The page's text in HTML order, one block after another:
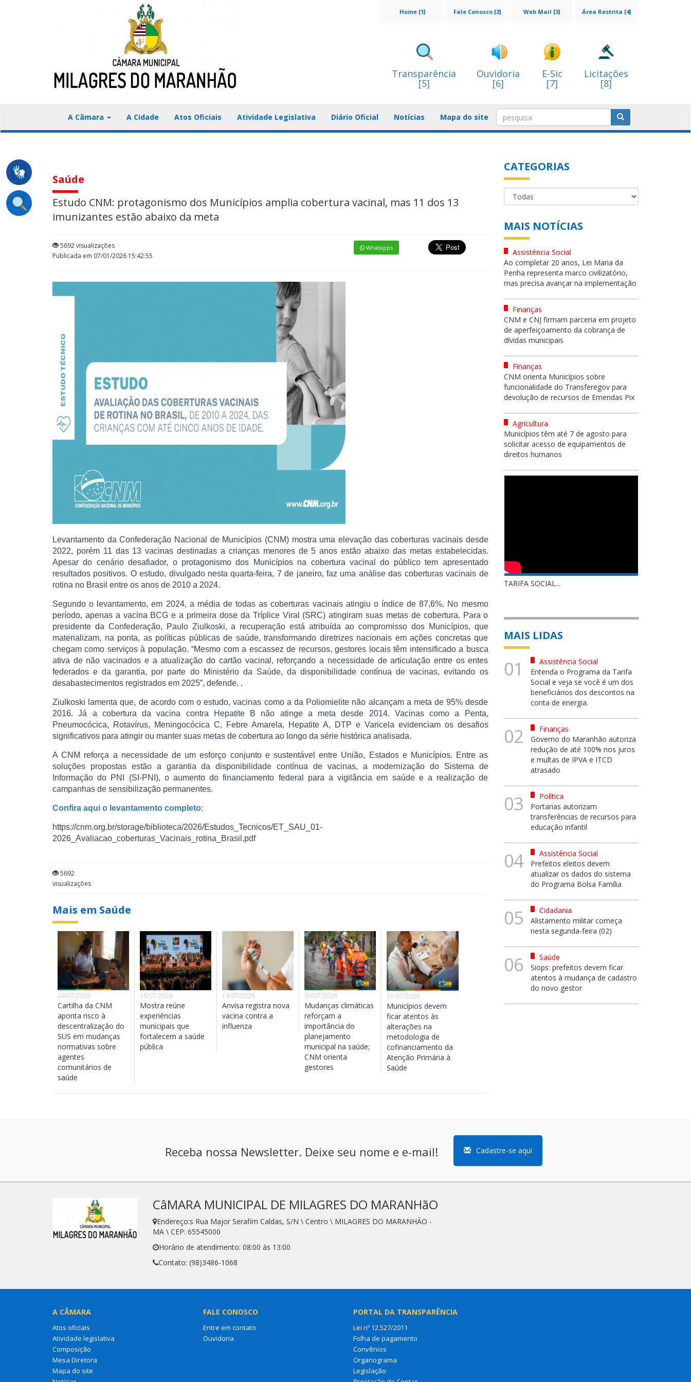
Área Restrita [4]
Web Mail [3]
Fale Conosco [2]
Home [1]
Transparência
[5]
Ouvidoria
[6]
E-Sic
[7]
Licitações
[8]
A Câmara A Cidade Atos Oficiais Atividade Legislativa Diário Oficial Notícias Mapa do site
Saúde
Estudo CNM: protagonismo dos Municípios amplia cobertura vacinal, mas 11 dos 13
imunizantes estão abaixo da meta
5692 visualizações
Publicada em 07/01/2026 15:42:55
Whatapps
Levantamento da Confederação Nacional de Municípios (CNM) mostra uma elevação das coberturas vacinais desde
2022, porém 11 das 13 vacinas destinadas a crianças menores de 5 anos estão abaixo das metas estabelecidas.
Apesar do cenário desafiador, o protagonismo dos Municípios na cobertura vacinal do público tem apresentado
resultados positivos. O estudo, divulgado nesta quarta-feira, 7 de janeiro, faz uma análise das coberturas vacinais de
rotina no Brasil entre os anos de 2010 a 2024.
Segundo o levantamento, em 2024, a média de todas as coberturas vacinais atingiu o índice de 87,6%. No mesmo
período, apenas a vacina BCG e a primeira dose da Tríplice Viral (SRC) atingiram suas metas de cobertura. Para o
presidente da Confederação, Paulo Ziulkoski, a recuperação está atribuída ao compromisso dos Municípios, que
materializam, na ponta, as políticas públicas de saúde, transformando diretrizes nacionais em ações concretas que
chegam como serviços à população. “Mesmo com a escassez de recursos, gestores locais têm intensificado a busca
ativa de não vacinados e a atualização do cartão vacinal, reforçando a necessidade de articulação entre os entes
federados e da garantia, por parte do Ministério da Saúde, da disponibilidade contínua de vacinas, evitando os
desabastecimentos registrados em 2025”, defende. .
Ziulkoski lamenta que, de acordo com o estudo, vacinas como a da Poliomielite não alcançam a meta de 95% desde
2016. Já a cobertura da vacina contra Hepatite B não atinge a meta desde 2014. Vacinas como a Penta,
Pneumocócica, Rotavírus, Meningocócica C, Febre Amarela, Hepatite A, DTP e Varicela evidenciam os desafios
significativos para atingir ou manter suas metas de cobertura ao longo da série histórica analisada.
A CNM reforça a necessidade de um esforço conjunto e sustentável entre União, Estados e Municípios. Entre as
soluções propostas estão a garantia da disponibilidade contínua de vacinas, a modernização do Sistema de
Informação do PNI (SI-PNI), o aumento do financiamento federal para a vigilância em saúde e a realização de
campanhas de sensibilização permanentes.
Confira aqui o levantamento completo:
https://cnm.org.br/storage/biblioteca/2026/Estudos_Tecnicos/ET_SAU_01-
2026_Avaliacao_coberturas_Vacinais_rotina_Brasil.pdf
5692
visualizações
Mais em Saúde
24/07/2026
Cartilha da CNM
aponta risco à
descentralização do
SUS em mudanças
normativas sobre
agentes
comunitários de
saúde
16/07/2026
Mostra reúne
experiências
municipais que
fortalecem a saúde
pública
13/07/2026
Anvisa registra nova
vacina contra a
influenza
09/07/2026
Mudanças climáticas
reforçam a
importância do
planejamento
municipal na saúde;
CNM orienta
gestores
01/07/2026
Municípios devem
ficar atentos às
alterações na
metodologia de
cofinanciamento da
Atenção Primária à
Saúde
CATEGORIAS
MAIS NOTÍCIAS
Assistência Social
Ao completar 20 anos, Lei Maria da
Penha representa marco civilizatório,
mas precisa avançar na implementação
Finanças
CNM e CNJ firmam parceria em projeto
de aperfeiçoamento da cobrança de
dívidas municipais
Finanças
CNM orienta Municípios sobre
funcionalidade do Transferegov para
devolução de recursos de Emendas Pix
Agricultura
Municípios têm até 7 de agosto para
solicitar acesso de equipamentos de
direitos humanos
TARIFA SOCIAL...
MAIS LIDAS
01
Assistência Social
Entenda o Programa da Tarifa
Social e veja se você é um dos
beneficiários dos descontos na
conta de energia.
02
Finanças
Governo do Maranhão autoriza
redução de até 100% nos juros
e multas de IPVA e ITCD
atrasado
03
Política
Portarias autorizam
transferências de recursos para
educação infantil
04
Assistência Social
Prefeitos eleitos devem
atualizar os dados do sistema
do Programa Bolsa Família
05
Cidadania
Alistamento militar começa
nesta segunda-feira (02)
06
Saúde
Siops: prefeitos devem ficar
atentos à mudança de cadastro
do novo gestor
Receba nossa Newsletter. Deixe seu nome e e-mail! Cadastre-se aqui
CâMARA MUNICIPAL DE MILAGRES DO MARANHãO
Endereço:s Rua Major Serafim Caldas, S/N \ Centro \ MILAGRES DO MARANHÃO -
MA \ CEP: 65545000
Horário de atendimento: 08:00 às 13:00
Contato: (98)3486-1068
A CÂMARA
Atos oficiais
Atividade legislativa
Composição
Mesa Diretora
Mapa do site
FALE CONOSCO
Entre em contato
Ouvidoria
PORTAL DA TRANSPARÊNCIA
Lei nº 12.527/2011
Folha de pagamento
Convênios
Organograma
Legislação